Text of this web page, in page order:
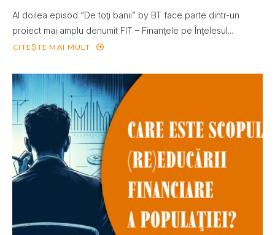
Al doilea episod “De toţi banii” by BT face parte dintr-un
proiect mai amplu denumit FIT – Finanţele pe Înţelesul...
CITEȘTE MAI MULT